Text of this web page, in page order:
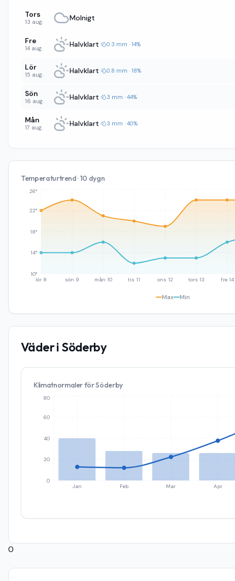
Tors
13 aug. Molnigt
Fre
14 aug. Halvklart· 0.3 mm · 14%
Lör
15 aug. Halvklart· 0.8 mm · 18%
Sön
16 aug. Halvklart· 3 mm · 44%
Mån
17 aug. Halvklart· 3 mm · 40%
Temperaturtrend · 10 dygn
lör 8 sön 9 mån 10 tis 11 ons 12 tors 13 fre 14
10°
14°
18°
22°
26°
Max Min
Väder i Söderby
Klimatnormaler förSöderby
Jan Feb Mar Apr
0
20
40
60
80
0